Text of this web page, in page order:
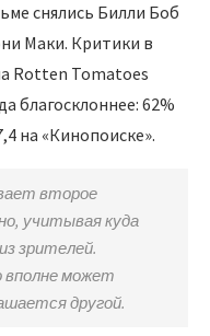
снялись Билли Боб
Маки. Критики в
Rotten Tomatoes
благосклоннее: 62%
на «Кинопоиске».
второе
учитывая куда
зрителей.
вполне может
другой.